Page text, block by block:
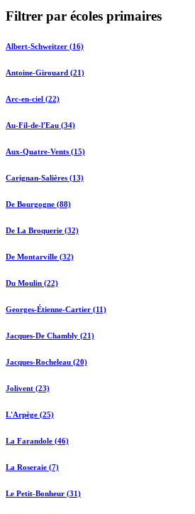
Filtrer par écoles primaires
Albert-Schweitzer (16)
Antoine-Girouard (21)
Arc-en-ciel (22)
Au-Fil-de-l'Eau (34)
Aux-Quatre-Vents (15)
Carignan-Salières (13)
De Bourgogne (88)
De La Broquerie (32)
De Montarville (32)
Du Moulin (22)
Georges-Étienne-Cartier (11)
Jacques-De Chambly (21)
Jacques-Rocheleau (20)
Jolivent (23)
L'Arpège (25)
La Farandole (46)
La Roseraie (7)
Le Petit-Bonheur (31)